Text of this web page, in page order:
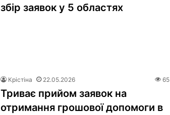
збір заявок у 5 областях
Крістіна 22.05.2026 65
Триває прийом заявок на
отримання грошової допомоги в